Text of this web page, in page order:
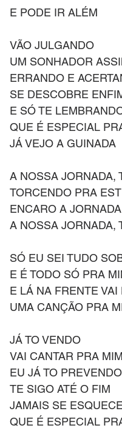
E PODE IR ALÉM
VÃO JULGANDO
UM SONHADOR
ERRANDO E
SE DESCOBRE
E SÓ TE
QUE É ESPECIAL
JÁ VEJO A GUINADA
A NOSSA JORNADA,
TORCENDO PRA
ENCARO A
A NOSSA JORNADA,
SÓ EU SEI TUDO
E É TODO SÓ PRA
E LÁ NA FRENTE VAI
UMA CANÇÃO PRA
JÁ TO VENDO
VAI CANTAR PRA MIM
EU JÁ TO PREVENDO
TE SIGO ATÉ O FIM
JAMAIS SE
QUE É ESPECIAL